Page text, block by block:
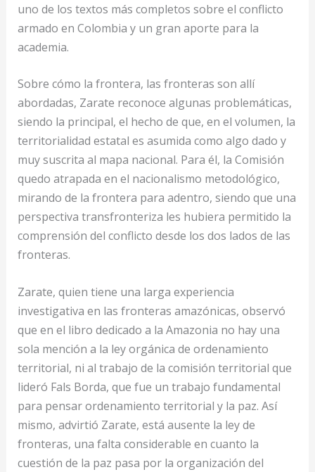
uno de los textos más completos sobre el conflicto
armado en Colombia y un gran aporte para la
academia.
Sobre cómo la frontera, las fronteras son allí
abordadas, Zarate reconoce algunas problemáticas,
siendo la principal, el hecho de que, en el volumen, la
territorialidad estatal es asumida como algo dado y
muy suscrita al mapa nacional. Para él, la Comisión
quedo atrapada en el nacionalismo metodológico,
mirando de la frontera para adentro, siendo que una
perspectiva transfronteriza les hubiera permitido la
comprensión del conflicto desde los dos lados de las
fronteras.
Zarate, quien tiene una larga experiencia
investigativa en las fronteras amazónicas, observó
que en el libro dedicado a la Amazonia no hay una
sola mención a la ley orgánica de ordenamiento
territorial, ni al trabajo de la comisión territorial que
lideró Fals Borda, que fue un trabajo fundamental
para pensar ordenamiento territorial y la paz. Así
mismo, advirtió Zarate, está ausente la ley de
fronteras, una falta considerable en cuanto la
cuestión de la paz pasa por la organización del